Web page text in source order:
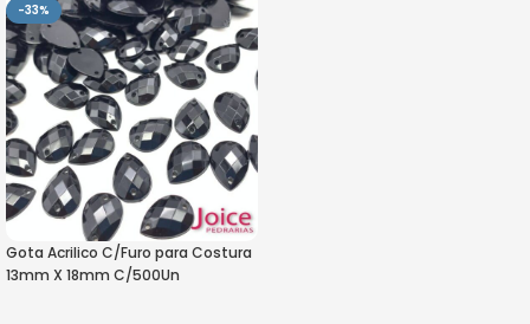
-33%
Gota Acrilico C/Furo para Costura
13mm X 18mm C/500Un